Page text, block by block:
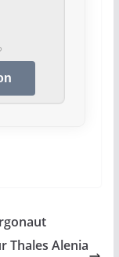
Thales Alenia